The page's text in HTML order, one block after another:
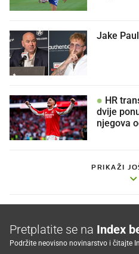
Jake
HR
dvije
njegova
PRIKAŽI
Pretplatite se na Index
Podržite neovisno novinarstvo i čitajte